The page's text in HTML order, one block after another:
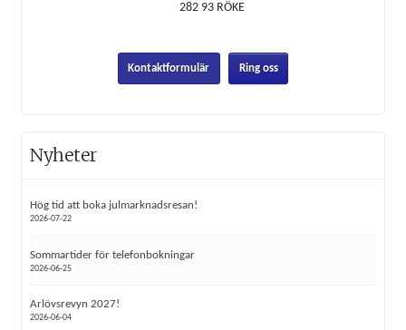
282 93 RÖKE
Kontaktformulär Ring oss
Nyheter
Hög tid att boka julmarknadsresan!
2026-07-22
Sommartider för telefonbokningar
2026-06-25
Arlövsrevyn 2027!
2026-06-04